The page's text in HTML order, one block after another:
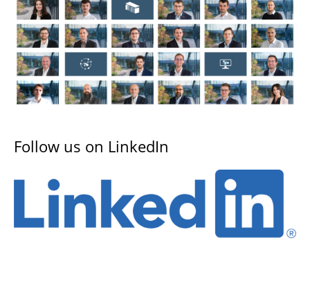
Geschichte
Follow us on LinkedIn